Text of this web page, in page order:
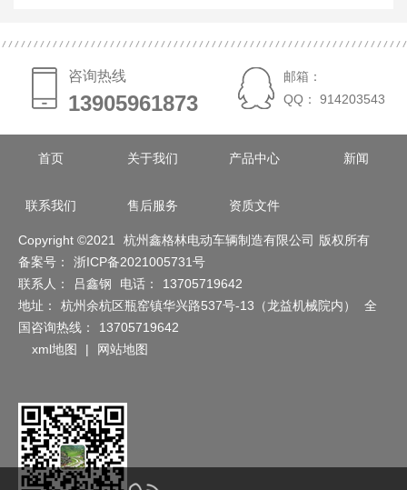
咨询热线
13905961873
13905961873
邮箱：
QQ： 914203543
首页 关于我们 产品中心 新闻
联系我们 售后服务 资质文件
Copyright ©2021 杭州鑫格林电动车辆制造有限公司
版权所有
备案号：
浙ICP备2021005731号
联系人：
吕鑫钢 电话：
13705719642
地址：
杭州余杭区瓶窑镇华兴路537号-13（龙益机械院内）
全
国咨询热线：
13705719642
xml地图
| 网站地图